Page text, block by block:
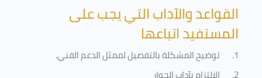
القواعد والآداب التي يجب على
المستفيد اتباعها
1. توضيح المشكلة بالتفصيل لممثل الدعم الفني.